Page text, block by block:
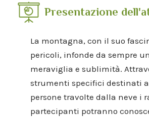
Presentazione
La montagna, con il suo
pericoli, infonde da sempre
meraviglia e sublimità.
strumenti specifici destinati
persone travolte dalla neve i
partecipanti potranno